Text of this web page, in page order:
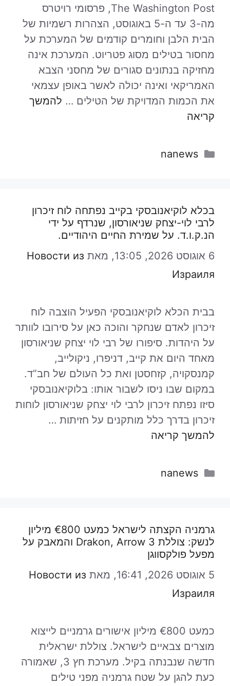
The Washington Post, פרסומי רויטרס
מה-3 עד ה-5 באוגוסט, הצהרות רשמיות של
הבית הלבן וחומרים קודמים של המערכת על
מחסור בטילים מסוג פטריוט. המערכת אינה
מחזיקה בנתונים סגורים של מחסני הצבא
האמריקאי ואינה יכולה לאשר באופן עצמאי
את הכמות המדויקת של הטילים … להמשך
קריאה
קטגוריות
nanews
בכלא לוקיאנובסקי בקייב נפתחה לוח זיכרון
לרבי לוי-יצחק שניאורסון, שנרדף על ידי
הנ.ק.ו.ד. על שמירת החיים היהודיים.
6 אוגוסט 2026, 13:05,
מאת Новости из
Израиля
בבית הכלא לוקיאנובסקי הפעיל הוצבה לוח
זיכרון לאדם שנחקר והוכה כאן על סירובו לוותר
על היהדות. סיפורו של רבי לוי יצחק שניאורסון
מאחד היום את קייב, דניפרו, ניקולייב,
קמנסקויה, קזחסטן ואת כל העולם של חב”ד.
במקום שבו ניסו לשבור אותו: בלוקיאנובסקי
סיזו נפתח זיכרון לרבי לוי יצחק שניאורסון לוחות
זיכרון בדרך כלל מותקנים על חזיתות …
להמשך קריאה
קטגוריות
nanews
גרמניה הקצתה לישראל כמעט €800 מיליון
לנשק: צוללת Drakon, Arrow 3 והמאבק על
מפעל פולקסווגן
5 אוגוסט 2026, 16:41,
מאת Новости из
Израиля
כמעט €800 מיליון אישורים גרמניים לייצוא
מוצרים צבאיים לישראל. צוללת ישראלית
חדשה שנבנתה בקיל. מערכת חץ 3, שאמורה
כעת להגן על שטח גרמניה מפני טילים